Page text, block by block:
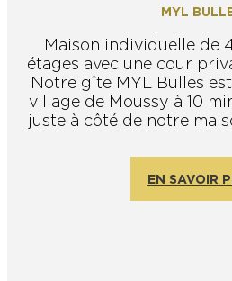
En couple En solo Épicurien
JE SUIS...
MYL
Maison individuelle de
étages avec une cour
Notre gîte MYL Bulles
village de Moussy à 10
juste à côté de notre
EN SAVOIR